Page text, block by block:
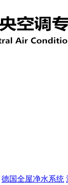
德国全屋净水系统